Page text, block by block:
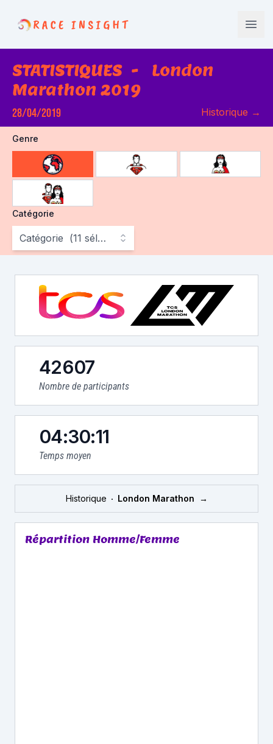
Race Insight
STATISTIQUES - London
Marathon 2019
28/04/2019 Historique →
Genre
choose gender
Catégorie
Catégorie (11 sélectionné
Nombre de participants
42607
Temps moyen
04:30:11
Historique London Marathon →
Répartition Homme/Femme